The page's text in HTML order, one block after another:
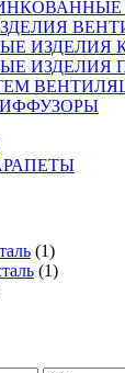
ИЗДЕЛИЯ
ИЗДЕЛИЯ
(1)
(1)